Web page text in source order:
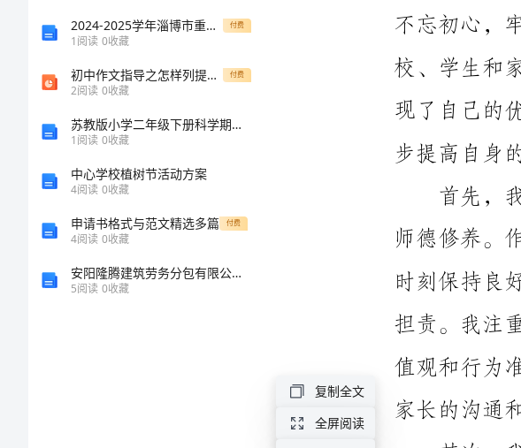
2024
2024-2025学年淄博市重点中学八年级物理上学期期中质量检测模拟试题（含答案） 付费
1阅读 0收藏
初中作文指导之怎样列提纲-课件【PPT讲稿】 付费
2阅读 0收藏
苏教版小学二年级下册科学期末测试卷（含答案）
1阅读 0收藏
中心学校植树节活动方案
4阅读 0收藏
申请书格式与范文精选多篇 付费
4阅读 0收藏
安阳隆腾建筑劳务分包有限公司介绍企业发展分析报告
5阅读 0收藏
步提高自身的师德师风。
复制全文
全屏阅读